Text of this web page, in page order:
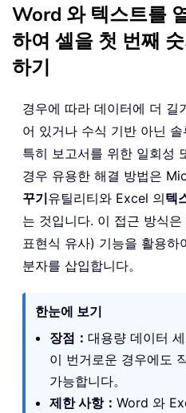
Word 와 텍스트를
하여 셀을 첫 번째
하기
경우에 따라 데이터에 더 길
어 있거나 수식 기반 아닌
특히 보고서를 위한 일회성
경우 유용한 해결 방법은
꾸기유틸리티와 Excel 의텍
는 것입니다. 이 접근 방식
표현식 유사) 기능을 활용
분자를 삽입합니다。
한눈에 보기
장점： 대용량 데이터
이 번거로운 경우에도
가능합니다。
제한 사항： Word 와